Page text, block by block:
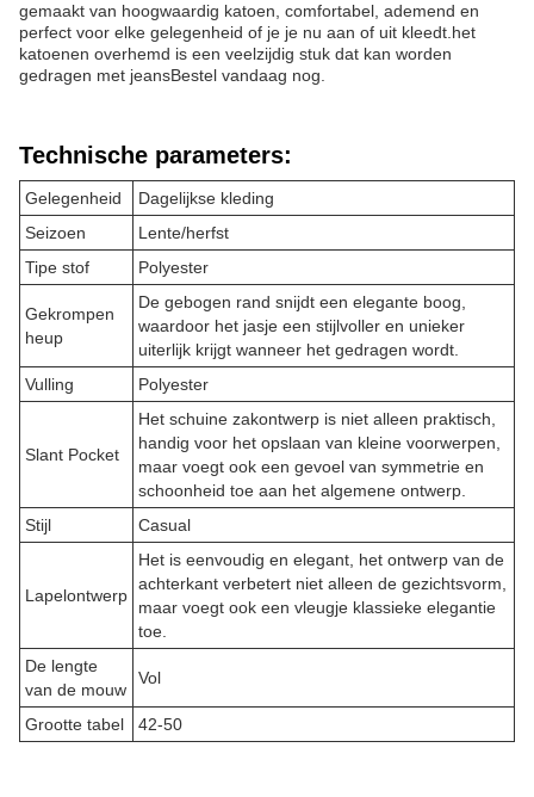
gemaakt van hoogwaardig katoen, comfortabel, ademend en
perfect voor elke gelegenheid of je je nu aan of uit kleedt.het
katoenen overhemd is een veelzijdig stuk dat kan worden
gedragen met jeansBestel vandaag nog.
Technische parameters:
Gelegenheid
Dagelijkse kleding
Seizoen
Lente/herfst
Tipe stof
Polyester
Gekrompen
heup
De gebogen rand snijdt een elegante boog,
waardoor het jasje een stijlvoller en unieker
uiterlijk krijgt wanneer het gedragen wordt.
Vulling
Polyester
Slant Pocket
Het schuine zakontwerp is niet alleen praktisch,
handig voor het opslaan van kleine voorwerpen,
maar voegt ook een gevoel van symmetrie en
schoonheid toe aan het algemene ontwerp.
Stijl
Casual
Lapelontwerp
Het is eenvoudig en elegant, het ontwerp van de
achterkant verbetert niet alleen de gezichtsvorm,
maar voegt ook een vleugje klassieke elegantie
toe.
De lengte
van de mouw
Vol
Grootte tabel 42-50